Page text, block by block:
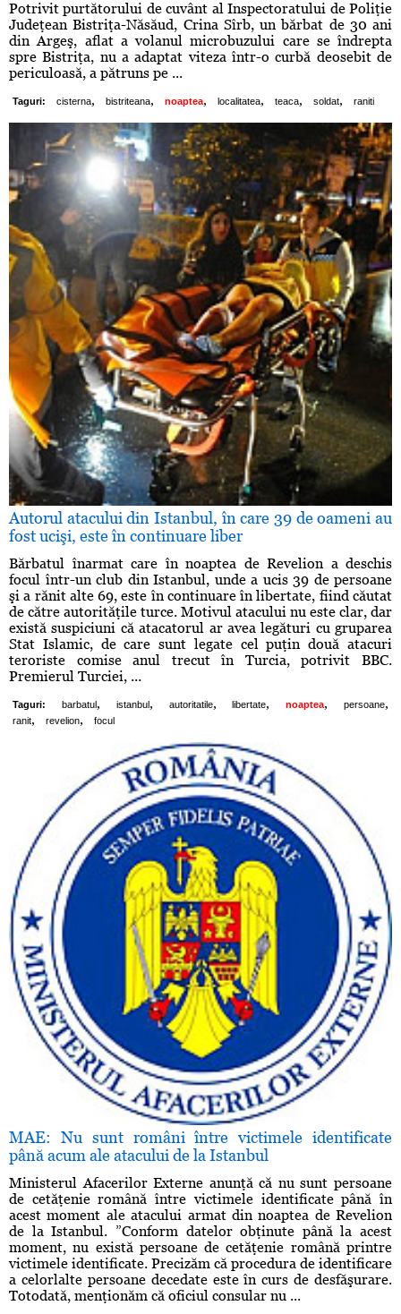
Potrivit purtătorului de cuvânt al Inspectoratului de Poliţie
Judeţean Bistriţa-Năsăud, Crina Sîrb, un bărbat de 30 ani
din Argeş, aflat a volanul microbuzului care se îndrepta
spre Bistriţa, nu a adaptat viteza într-o curbă deosebit de
periculoasă, a pătruns pe ...
Taguri: cisterna, bistriteana, noaptea, localitatea, teaca, soldat, raniti
Autorul atacului din Istanbul, în care 39 de oameni au
fost ucişi, este în continuare liber
Bărbatul înarmat care în noaptea de Revelion a deschis
focul într-un club din Istanbul, unde a ucis 39 de persoane
şi a rănit alte 69, este în continuare în libertate, fiind căutat
de către autorităţile turce. Motivul atacului nu este clar, dar
există suspiciuni că atacatorul ar avea legături cu gruparea
Stat Islamic, de care sunt legate cel puţin două atacuri
teroriste comise anul trecut în Turcia, potrivit BBC.
Premierul Turciei, ...
Taguri: barbatul, istanbul, autoritatile, libertate, noaptea, persoane,
ranit, revelion, focul
MAE: Nu sunt români între victimele identificate
până acum ale atacului de la Istanbul
Ministerul Afacerilor Externe anunţă că nu sunt persoane
de cetăţenie română între victimele identificate până în
acest moment ale atacului armat din noaptea de Revelion
de la Istanbul. ”Conform datelor obţinute până la acest
moment, nu există persoane de cetăţenie română printre
victimele identificate. Precizăm că procedura de identificare
a celorlalte persoane decedate este în curs de desfăşurare.
Totodată, menţionăm că oficiul consular nu ...